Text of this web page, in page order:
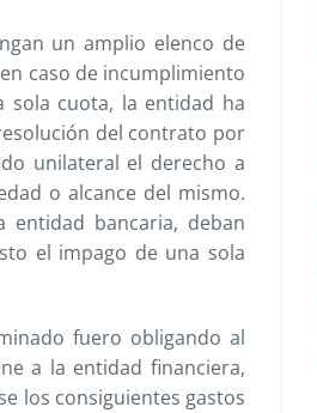
un amplio elenco de
caso de incumplimiento
sola cuota, la entidad ha
del contrato por
unilateral el derecho a
o alcance del mismo.
entidad bancaria, deban
el impago de una sola
fuero obligando al
a la entidad financiera,
los consiguientes gastos